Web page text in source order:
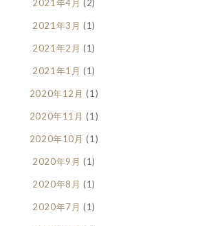
2021年4月 (2)
2021年3月 (1)
2021年2月 (1)
2021年1月 (1)
2020年12月 (1)
2020年11月 (1)
2020年10月 (1)
2020年9月 (1)
2020年8月 (1)
2020年7月 (1)